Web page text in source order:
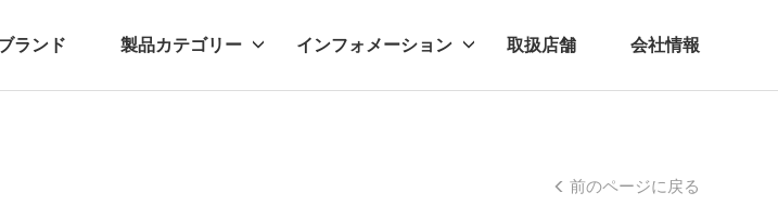
ランド 製品カテゴリー インフォメーション
ース
取扱店舗 会社情報
前のページに戻る